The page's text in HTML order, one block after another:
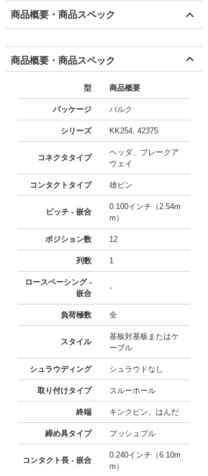
商品概要・商品スペック
商品概要・商品スペック
型 商品概要
パッケージ バルク
シリーズ KK254, 42375
コネクタタイプ
ヘッダ、ブレークア
ウェイ
コンタクトタイプ 雄ピン
ピッチ - 嵌合
0.100インチ（2.54m
m）
ポジション数 12
列数 1
ロースペーシング -
嵌合
-
負荷極数 全
スタイル
基板対基板またはケ
ーブル
シュラウディング シュラウドなし
取り付けタイプ スルーホール
終端 キンクピン、はんだ
締め具タイプ プッシュプル
コンタクト長 - 嵌合
0.240インチ（6.10m
m）